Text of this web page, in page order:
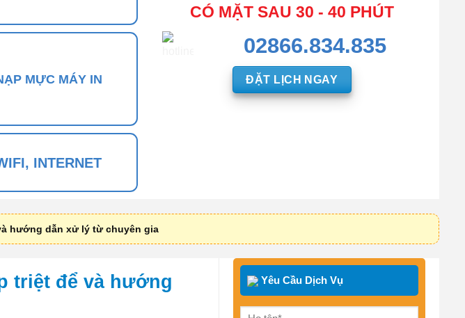
MỰC MÁY IN
INTERNET
CÓ MẶT SAU 30 - 40 PHÚT
02866.834.835
ĐẶT LỊCH NGAY
hướng dẫn xử lý từ chuyên gia
triệt để và hướng
Yêu Cầu Dịch Vụ